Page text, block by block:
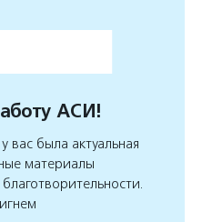
АСИ!
была актуальная
материалы